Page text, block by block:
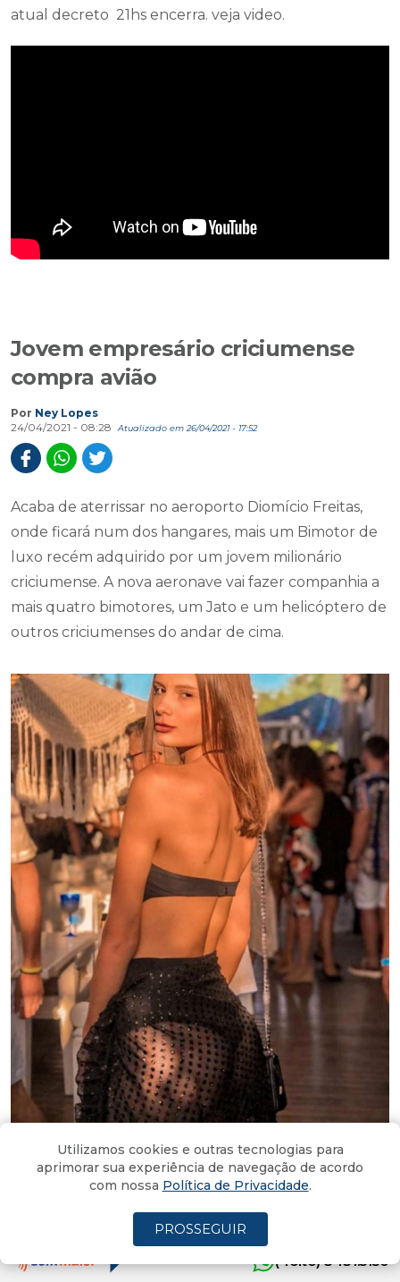
atual decreto 21hs encerra. veja video.
Jovem empresário criciumense
compra avião
Por Ney Lopes
24/04/2021 - 08:28
Atualizado em 26/04/2021 - 17:52
Acaba de aterrissar no aeroporto Diomício Freitas,
onde ficará num dos hangares, mais um Bimotor de
luxo recém adquirido por um jovem milionário
criciumense. A nova aeronave vai fazer companhia a
mais quatro bimotores, um Jato e um helicóptero de
outros criciumenses do andar de cima.
Larissa Gava pronta para a festa assim que liberarem Jurerê.
DE acordo com Johns Hopkins University. Covid no
(4oito) 3431.5150
Utilizamos cookies e outras tecnologias para
aprimorar sua experiência de navegação de acordo
com nossa Política de Privacidade.
PROSSEGUIR